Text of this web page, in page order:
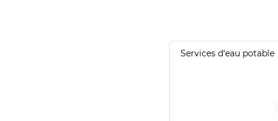
Services d'eau potable